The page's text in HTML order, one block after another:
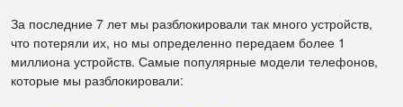
За последние 7 лет мы разблокировали так много устройств,
что потеряли их, но мы определенно передаем более 1
миллиона устройств. Самые популярные модели телефонов,
которые мы разблокировали: